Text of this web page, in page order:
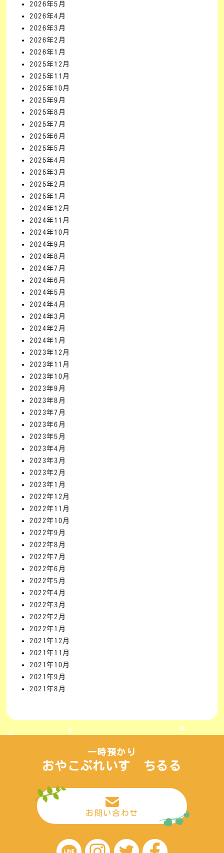
2026年5月
2026年4月
2026年3月
2026年2月
2026年1月
2025年12月
2025年11月
2025年10月
2025年9月
2025年8月
2025年7月
2025年6月
2025年5月
2025年4月
2025年3月
2025年2月
2025年1月
2024年12月
2024年11月
2024年10月
2024年9月
2024年8月
2024年7月
2024年6月
2024年5月
2024年4月
2024年3月
2024年2月
2024年1月
2023年12月
2023年11月
2023年10月
2023年9月
2023年8月
2023年7月
2023年6月
2023年5月
2023年4月
2023年3月
2023年2月
2023年1月
2022年12月
2022年11月
2022年10月
2022年9月
2022年8月
2022年7月
2022年6月
2022年5月
2022年4月
2022年3月
2022年2月
2022年1月
2021年12月
2021年11月
2021年10月
2021年9月
2021年8月
一時預かり
おやこぷれいす ちるる
お問い合わせ